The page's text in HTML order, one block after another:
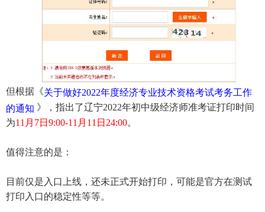
但根据《关于做好2022年度经济专业技术资格考试考务工作
的通知 》，指出了辽宁2022年初中级经济师准考证打印时间
为11月7日9:00-11月11日24:00。
值得注意的是：
目前仅是入口上线，还未正式开始打印，可能是官方在测试
打印入口的稳定性等等。